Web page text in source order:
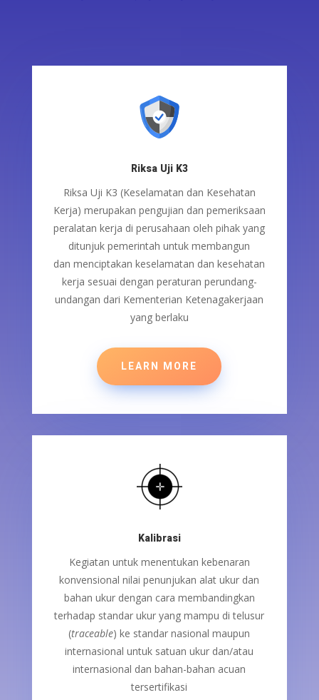
Riksa Uji K3
Riksa Uji K3 (Keselamatan dan Kesehatan
Kerja) merupakan pengujian dan pemeriksaan
peralatan kerja di perusahaan oleh pihak yang
ditunjuk pemerintah untuk membangun
danmenciptakan keselamatan dan kesehatan
kerja sesuai dengan peraturan perundang-
undangan dari Kementerian Ketenagakerjaan
yang berlaku
LEARN MORE
Kalibrasi
Kegiatan untuk menentukan kebenaran
konvensional nilai penunjukan alat ukur dan
bahan ukur dengan cara membandingkan
terhadap standar ukur yang mampu di telusur
(traceable) ke standar nasional maupun
internasional untuk satuan ukur dan/atau
internasional dan bahan-bahan acuan
tersertifikasi